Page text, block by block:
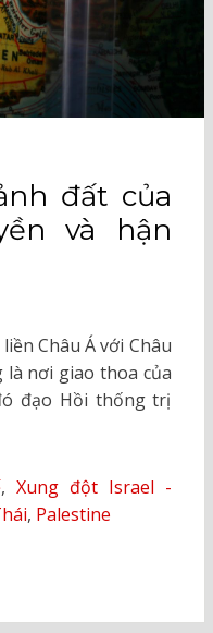
đất của
và hận
Châu Á với Châu
là nơi giao thoa của
đạo Hồi thống trị
, Xung đột Israel -
, Palestine